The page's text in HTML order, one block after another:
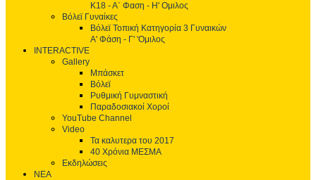
Κ18 - Α΄ Φαση - H' Ομιλος
Βόλεϊ Γυναίκες
Βόλεϊ Τοπική Κατηγορία 3 Γυναικών
Α' Φάση - Γ' 'Ομιλος
INTERACTIVE
Gallery
Μπάσκετ
Βόλεϊ
Ρυθμική Γυμναστική
Παραδοσιακοί Χοροί
YouTube Channel
Video
Τα καλυτερα του 2017
40 Χρόνια ΜΕΣΜΑ
Εκδηλώσεις
ΝΕΑ